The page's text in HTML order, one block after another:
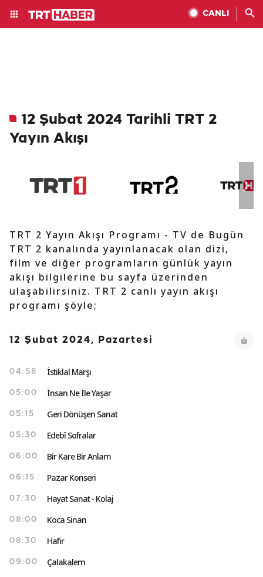
CANLI
12 Şubat 2024 Tarihli TRT 2
Yayın Akışı
TRT 2 Yayın Akışı Programı - TV de Bugün
TRT 2 kanalında yayınlanacak olan dizi,
film ve diğer programların günlük yayın
akışı bilgilerine bu sayfa üzerinden
ulaşabilirsiniz. TRT 2 canlı yayın akışı
programı şöyle;
12 Şubat 2024, Pazartesi
04:58 İstiklal Marşı
05:00 İnsan Ne İle Yaşar
05:15 Geri Dönüşen Sanat
05:30 Edebî Sofralar
06:00 Bir Kare Bir Anlam
06:15 Pazar Konseri
07:30 Hayat Sanat - Kolaj
08:00 Koca Sinan
08:30 Hafir
09:00 Çalakalem